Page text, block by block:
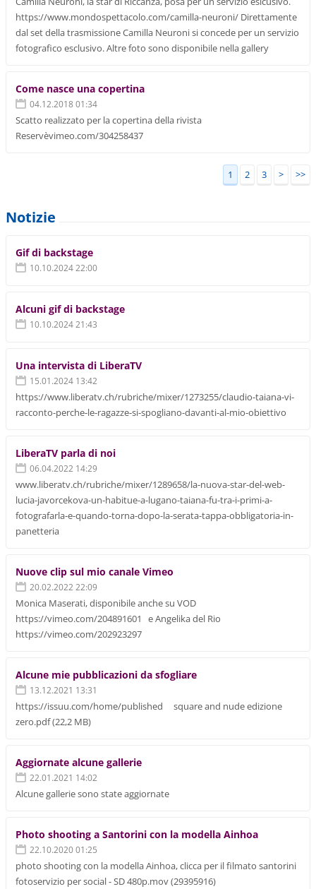
https://www.mondospettacolo.com/camilla-neuroni/ Direttamente
dal set della trasmissione Camilla Neuroni si concede per un servizio
fotografico esclusivo. Altre foto sono disponibile nella gallery
Come nasce una copertina
04.12.2018 01:34
Scatto realizzato per la copertina della rivista
Reservèvimeo.com/304258437
1 2 3 > >>
Notizie
Gif di backstage
10.10.2024 22:00
Alcuni gif di backstage
10.10.2024 21:43
Una intervista di LiberaTV
15.01.2024 13:42
https://www.liberatv.ch/rubriche/mixer/1273255/claudio-taiana-vi-
racconto-perche-le-ragazze-si-spogliano-davanti-al-mio-obiettivo
LiberaTV parla di noi
06.04.2022 14:29
www.liberatv.ch/rubriche/mixer/1289658/la-nuova-star-del-web-
lucia-javorcekova-un-habitue-a-lugano-taiana-fu-tra-i-primi-a-
fotografarla-e-quando-torna-dopo-la-serata-tappa-obbligatoria-in-
panetteria
Nuove clip sul mio canale Vimeo
20.02.2022 22:09
Monica Maserati, disponibile anche su VOD
https://vimeo.com/204891601 e Angelika del Rio
https://vimeo.com/202923297
Alcune mie pubblicazioni da sfogliare
13.12.2021 13:31
https://issuu.com/home/published square and nude edizione
zero.pdf (22,2 MB)
Aggiornate alcune gallerie
22.01.2021 14:02
Alcune gallerie sono state aggiornate
Photo shooting a Santorini con la modella Ainhoa
22.10.2020 01:25
photo shooting con la modella Ainhoa, clicca per il filmato santorini
fotoservizio per social - SD 480p.mov (29395916)